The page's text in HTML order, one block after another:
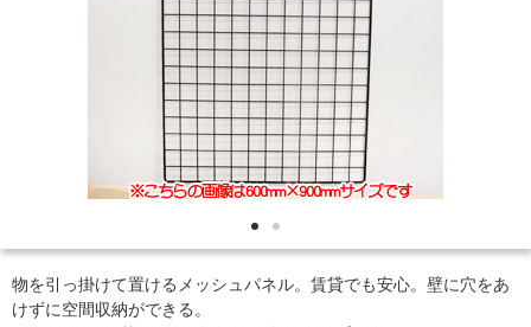
物を引っ掛けて置けるメッシュパネル。賃貸でも安心。壁に穴をあ
けずに空間収納ができる。